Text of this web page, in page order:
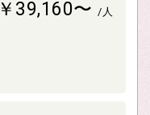
￥39,160〜 /人